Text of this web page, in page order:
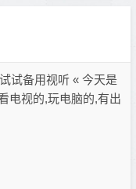
试备用视听 « 今天是
电视的,玩电脑的,有出